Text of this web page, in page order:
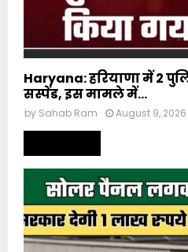
Haryana: हरियाणा में 2
सस्पेंड, इस मामले में...
by Sahab Ram August 9, 2026